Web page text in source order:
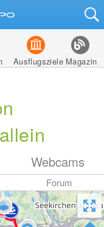
Ausflugsziele Magazin
Webcams
Forum